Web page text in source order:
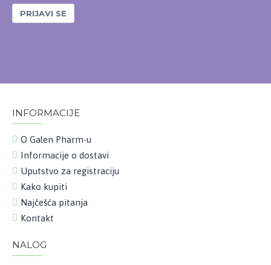
PRIJAVI SE
INFORMACIJE
O Galen Pharm-u
Informacije o dostavi
Uputstvo za registraciju
Kako kupiti
Najčešća pitanja
Kontakt
NALOG